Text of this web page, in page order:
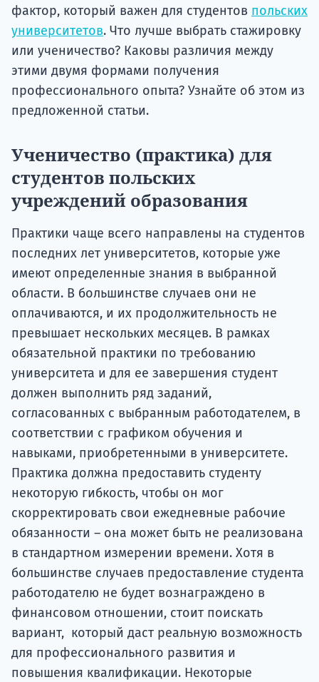
фактор, который важен для студентов польских
университетов. Что лучше выбрать стажировку
или ученичество? Каковы различия между
этими двумя формами получения
профессионального опыта? Узнайте об этом из
предложенной статьи.
Ученичество (практика) для
студентов польских
учреждений образования
Практики чаще всего направлены на студентов
последних лет университетов, которые уже
имеют определенные знания в выбранной
области. В большинстве случаев они не
оплачиваются, и их продолжительность не
превышает нескольких месяцев. В рамках
обязательной практики по требованию
университета и для ее завершения студент
должен выполнить ряд заданий,
согласованных с выбранным работодателем, в
соответствии с графиком обучения и
навыками, приобретенными в университете.
Практика должна предоставить студенту
некоторую гибкость, чтобы он мог
скорректировать свои ежедневные рабочие
обязанности – она может быть не реализована
в стандартном измерении времени. Хотя в
большинстве случаев предоставление студента
работодателю не будет вознаграждено в
финансовом отношении, стоит поискать
вариант, который даст реальную возможность
для профессионального развития и
повышения квалификации. Некоторые